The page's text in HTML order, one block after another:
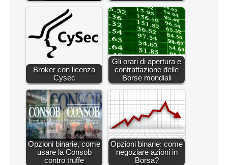
Broker con licenza
Cysec
Gli orari di apertura e
contrattazione delle
Borse mondiali
Opzioni binarie, come
usare la Consob
contro truffe
Opzioni binarie: come
negoziare azioni in
Borsa?